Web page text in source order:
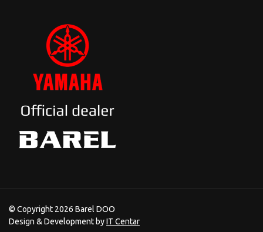
© Copyright 2026 Barel DOO
Design & Development byIT Centar